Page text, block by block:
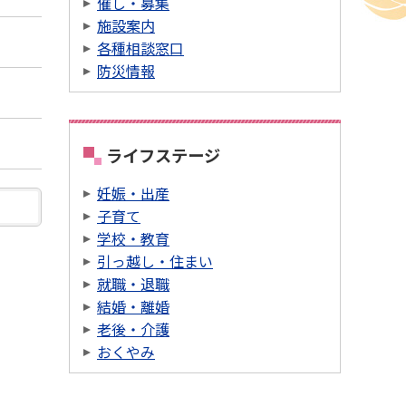
施設案内
各種相談窓口
防災情報
ライフステージ
妊娠・出産
子育て
学校・教育
引っ越し・住まい
就職・退職
結婚・離婚
老後・介護
おくやみ